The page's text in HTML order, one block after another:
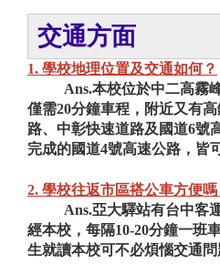
交通方面
1. 學校地理位置及交通如何？
Ans.本校位於中二高霧
僅需20分鐘車程，附近又有
路、中彰快速道路及國道6號
完成的國道4號高速公路，皆
2. 學校往返市區搭公車方便嗎
Ans.亞大驛站有台中客
經本校，每隔10-20分鐘一班
生就讀本校可不必煩惱交通問